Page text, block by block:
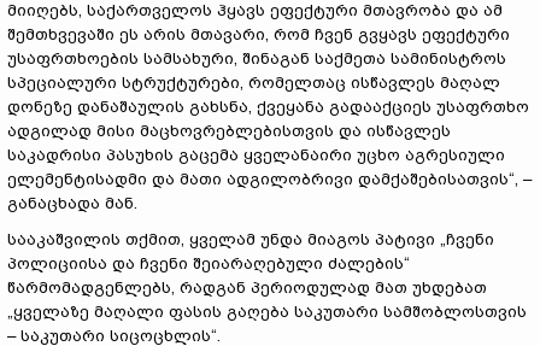
მიიღებს, საქართველოს ჰყავს ეფექტური მთავრობა და ამ
შემთხვევაში ეს არის მთავარი, რომ ჩვენ გვყავს ეფექტური
უსაფრთხოების სამსახური, შინაგან საქმეთა სამინისტროს
სპეციალური სტრუქტურები, რომელთაც ისწავლეს მაღალ
დონეზე დანაშაულის გახსნა, ქვეყანა გადააქციეს უსაფრთხო
ადგილად მისი მაცხოვრებლებისთვის და ისწავლეს
საკადრისი პასუხის გაცემა ყველანაირი უცხო აგრესიული
ელემენტისადმი და მათი ადგილობრივი დამქაშებისათვის“, –
განაცხადა მან.
სააკაშვილის თქმით, ყველამ უნდა მიაგოს პატივი „ჩვენი
პოლიციისა და ჩვენი შეიარაღებული ძალების“
წარმომადგენლებს, რადგან პერიოდულად მათ უხდებათ
„ყველაზე მაღალი ფასის გაღება საკუთარი სამშობლოსთვის
– საკუთარი სიცოცხლის“.